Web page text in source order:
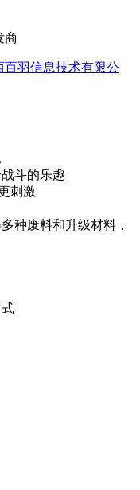
商
百羽信息技术有限公
斗的乐趣
刺激
种废料和升级材料，